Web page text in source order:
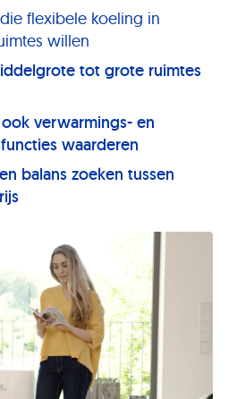
die flexibele koeling in
willen
tot grote ruimtes
verwarmings- en
waarderen
balans zoeken tussen